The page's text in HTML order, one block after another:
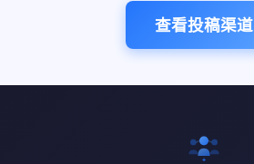
查看投稿渠道